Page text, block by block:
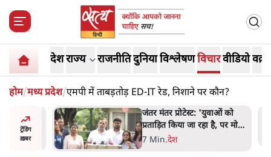
देशराज्य राजनीतिदुनियाविश्लेषणविचारवीडियो
होम/मध्य प्रदेश/एमपी में ताबड़तोड़ ED-IT रेड, निशाने पर कौन?
ट्रेंडिंग
ख़बर
न
सुने':
जंतर मंतर प्रोटेस्ट: 'युवाओं को
प्रताड़ित किया जा रहा है, पर मोदी-
शाह में बोलने की हिम्मत नहीं'-
राहुल
7 Min.देश